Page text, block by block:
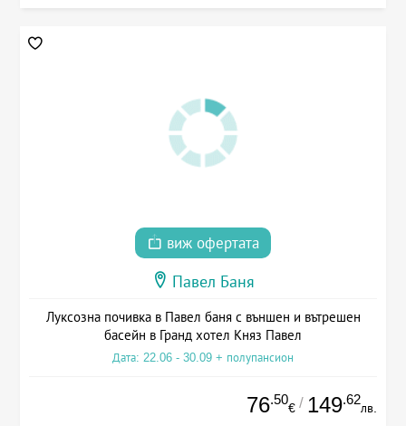
виж офертата
Павел Баня
Луксозна почивка в Павел баня с външен и вътрешен
басейн в Гранд хотел Княз Павел
Дата: 22.06 - 30.09 + полупансион
76.50
€ / 149.62
лв.